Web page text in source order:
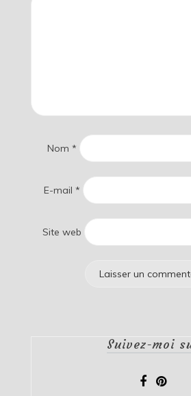
Nom *
E-mail *
Site web
Suivez-moi